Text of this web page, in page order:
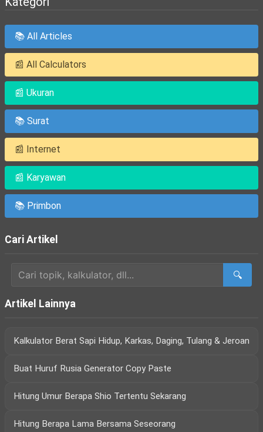
📚 All Articles
📰 All Calculators
📰 Ukuran
📚 Surat
📰 Internet
📰 Karyawan
📚 Primbon
Cari Artikel
🔍
Artikel Lainnya
Kalkulator Berat Sapi Hidup, Karkas, Daging, Tulang & Jeroan
Buat Huruf Rusia Generator Copy Paste
Hitung Umur Berapa Shio Tertentu Sekarang
Hitung Berapa Lama Bersama Seseorang